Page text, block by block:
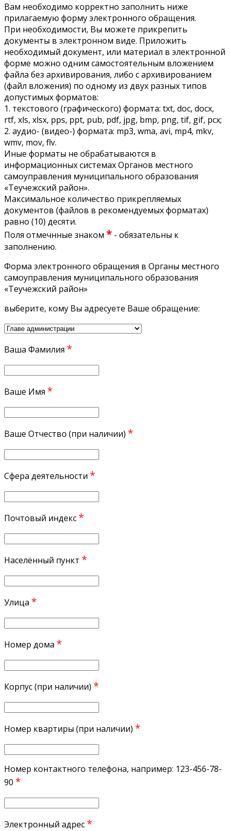
Вам необходимо корректно заполнить ниже
прилагаемую форму электронного обращения.
При необходимости, Вы можете прикрепить
документы в электронном виде. Приложить
необходимый документ, или материал в электронной
форме можно одним самостоятельным вложением
файла без архивирования, либо с архивированием
(файл вложения) по одному из двух разных типов
допустимых форматов:
1. текстового (графического) формата: txt, doc, docx,
rtf, xls, xlsx, pps, ppt, pub, pdf, jpg, bmp, png, tif, gif, pcx;
2. аудио- (видео-) формата: mp3, wma, avi, mp4, mkv,
wmv, mov, flv.
Иные форматы не обрабатываются в
информационных системах Органов местного
самоуправления муниципального образования
«Теучежский район».
Максимальное количество прикрепляемых
документов (файлов в рекомендуемых форматах)
равно (10) десяти.
Поля отмечнные знаком * - обязательны к
заполнению.
Форма электронного обращения в Органы местного
самоуправления муниципального образования
«Теучежский район»
выберите, кому Вы адресуете Ваше обращение:
Ваша Фамилия *
Ваше Имя *
Ваше Отчество (при наличии) *
Сфера деятельности *
Почтовый индекс *
Населённый пункт *
Улица *
Номер дома *
Корпус (при наличии) *
Номер квартиры (при наличии) *
Номер контактного телефона, например: 123-456-78-
90 *
Электронный адрес *